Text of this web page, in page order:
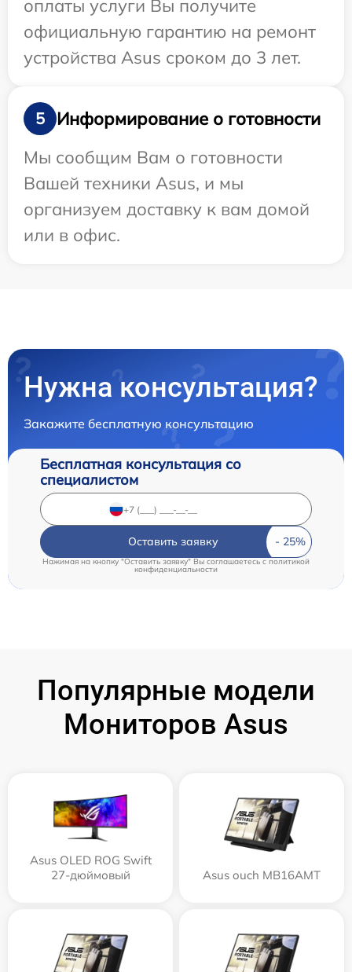
оплаты услуги Вы получите
официальную гарантию на ремонт
устройства Asus сроком до 3 лет.
5
Информирование о готовности
Мы сообщим Вам о готовности
Вашей техники Asus, и мы
организуем доставку к вам домой
или в офис.
Нужна консультация?
Закажите бесплатную консультацию
Бесплатная консультация со
специалистом
Оставить заявку
Нажимая на кнопку "Оставить заявку" Вы соглашаетесь c политикой
конфиденциальности
Популярные модели
Мониторов Asus
Asus OLED ROG Swift
27-дюймовый
Asus ouch MB16AMT